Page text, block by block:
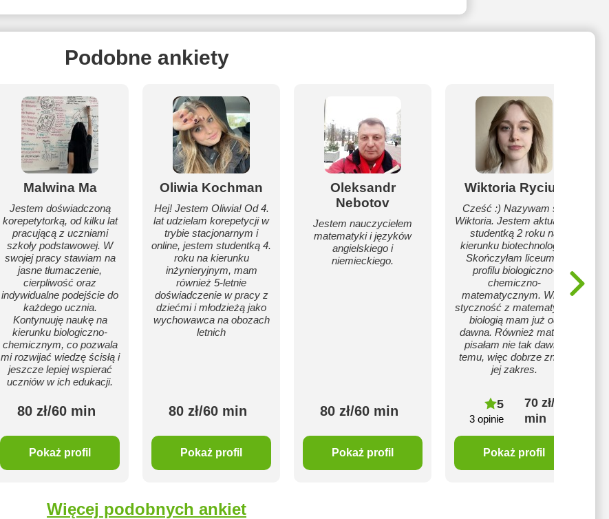
Podobne ankiety
Malwina Ma
Jestem doświadczoną
korepetytorką, od kilku lat
pracującą z uczniami
szkoły podstawowej. W
swojej pracy stawiam na
jasne tłumaczenie,
cierpliwość oraz
indywidualne podejście do
każdego ucznia.
Kontynuuję naukę na
kierunku biologiczno-
chemicznym, co pozwala
mi rozwijać wiedzę ścisłą i
jeszcze lepiej wspierać
uczniów w ich edukacji.
80 zł/60 min
Pokaż profil
Oliwia Kochman
Hej! Jestem Oliwia! Od 4.
lat udzielam korepetycji w
trybie stacjonarnym i
online, jestem studentką 4.
roku na kierunku
inżynieryjnym, mam
również 5-letnie
doświadczenie w pracy z
dziećmi i młodzieżą jako
wychowawca na obozach
letnich
80 zł/60 min
Pokaż profil
Oleksandr
Nebotov
Jestem nauczycielem
matematyki i języków
angielskiego i
niemieckiego.
80 zł/60 min
Pokaż profil
Wiktoria Ryciuk
Cześć :) Nazywam się
Wiktoria. Jestem aktualnie
studentką 2 roku na
kierunku biotechnologia.
Skończyłam liceum o
profilu biologiczno-
chemiczno-
matematycznym. Więc
styczność z matematyką i
biologią mam już od
dawna. Również maturę
pisałam nie tak dawno
temu, więc dobrze znam
jej zakres.
5
3 opinie
70 zł/60
min
Pokaż profil
Więcej podobnych ankiet